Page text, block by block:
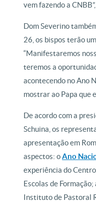
vem fazendo a
Dom Severino
26, os bispos terão
“Manifestaremos
teremos a
acontecendo no Ano
mostrar ao Papa que
De acordo com a
Schuina, os
apresentação em
aspectos: oAno
experiência do
Escolas de
Instituto de Pastoral